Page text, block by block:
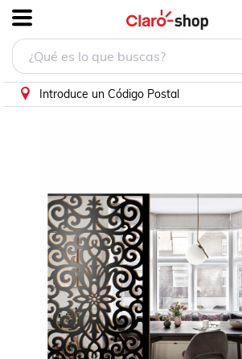
Introduce un Código Postal
PANEL DECORATIVO CELOSIA MDF